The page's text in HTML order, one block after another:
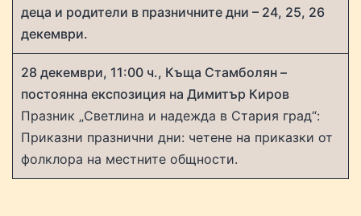
деца и родители в празничните дни – 24, 25, 26
декември.
28 декември, 11:00 ч., Къща Стамболян –
постоянна експозиция на Димитър Киров
Празник „Светлина и надежда в Стария град“:
Приказни празнични дни: четене на приказки от
фолклора на местните общности.